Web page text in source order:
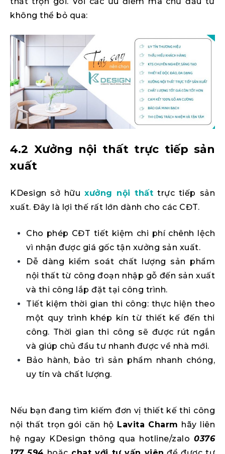
không thể bỏ qua:
4.2 Xưởng nội thất trực tiếp sản
xuất
KDesign sở hữuxưởng nội thất trực tiếp sản
xuất. Đây là lợi thế rất lớn dành cho các CĐT.
Cho phép CĐT tiết kiệm chi phí chênh lệch
vì nhận được giá gốc tận xưởng sản xuất.
Dễ dàng kiểm soát chất lượng sản phẩm
nội thất từ công đoạn nhập gỗ đến sản xuất
và thi công lắp đặt tại công trình.
Tiết kiệm thời gian thi công: thực hiện theo
một quy trình khép kín từ thiết kế đến thi
công. Thời gian thi công sẽ được rút ngắn
và giúp chủ đầu tư nhanh được về nhà mới.
Bảo hành, bảo trì sản phẩm nhanh chóng,
uy tín và chất lượng.
Nếu bạn đang tìm kiếm đơn vị thiết kế thi công
nội thất trọn gói căn hộ Lavita Charm hãy liên
hệ ngay KDesign thông qua hotline/zalo 0376